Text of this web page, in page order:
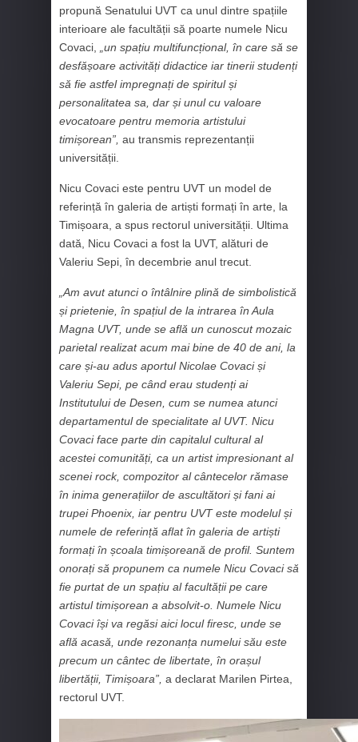
propună Senatului UVT ca unul dintre spațiile
interioare ale facultății să poarte numele Nicu
Covaci,
„un spațiu multifuncțional, în care să se
desfășoare activități didactice iar tinerii studenți
să fie astfel impregnați de spiritul și
personalitatea sa, dar și unul cu valoare
evocatoare pentru memoria artistului
timișorean”, au transmis reprezentanții
universității.
Nicu Covaci este pentru UVT un model de
referință în galeria de artiști formați în arte, la
Timișoara, a spus rectorul universității. Ultima
dată, Nicu Covaci a fost la UVT, alături de
Valeriu Sepi, în decembrie anul trecut.
„Am avut atunci o întâlnire plină de simbolistică
și prietenie, în spațiul de la intrarea în Aula
Magna UVT, unde se află un cunoscut mozaic
parietal realizat acum mai bine de 40 de ani, la
care și-au adus aportul Nicolae Covaci și
Valeriu Sepi, pe când erau studenți ai
Institutului de Desen, cum se numea atunci
departamentul de specialitate al UVT. Nicu
Covaci face parte din capitalul cultural al
acestei comunități, ca un artist impresionant al
scenei rock, compozitor al cântecelor rămase
în inima generațiilor de ascultători și fani ai
trupei Phoenix, iar pentru UVT este modelul și
numele de referință aflat în galeria de artiști
formați în școala timișoreană de profil. Suntem
onorați să propunem ca numele Nicu Covaci să
fie purtat de un spațiu al facultății pe care
artistul timișorean a absolvit-o. Numele Nicu
Covaci își va regăsi aici locul firesc, unde se
află acasă, unde rezonanța numelui său este
precum un cântec de libertate, în orașul
libertății, Timișoara”, a declarat Marilen Pirtea,
rectorul UVT.